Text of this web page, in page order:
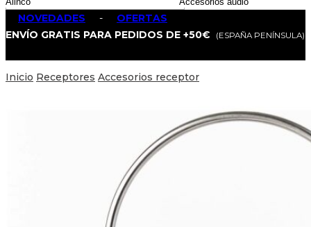
NOVEDADES - OFERTAS
ENVÍO GRATIS PARA PEDIDOS DE +50€
(ESPAÑA PENÍNSULA)
Inicio Receptores Accesorios receptor